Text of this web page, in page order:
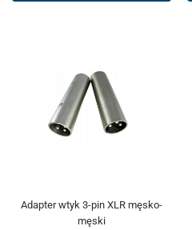
Adapter wtyk 3-pin XLR męsko-
męski